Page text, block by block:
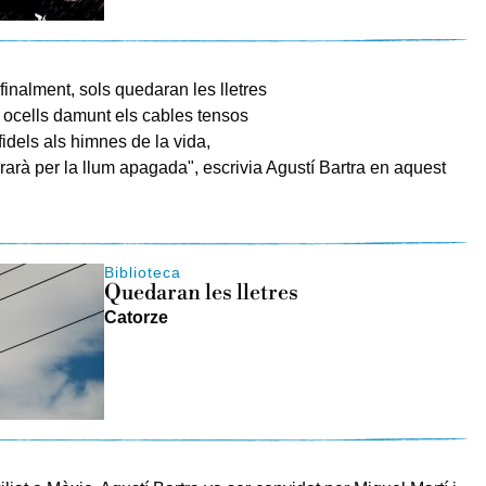
sols quedaran les lletres
damunt els cables tensos
als himnes de la vida,
per la llum apagada", escrivia Agustí Bartra en aquest
Biblioteca
Quedaran les lletres
Catorze